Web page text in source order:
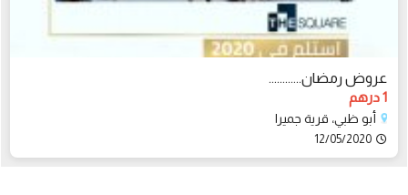
عروض رمضان............
1 درهم
أبو ظبي، قرية جميرا
12/05/2020